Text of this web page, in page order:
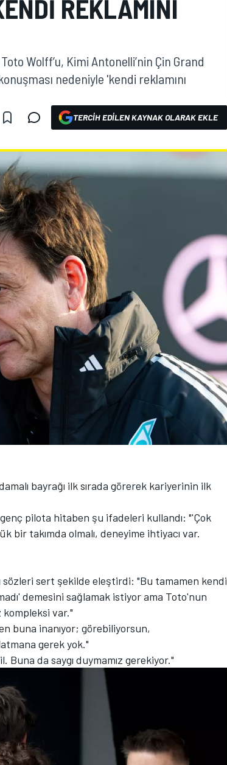
REKLAMINI
Wolff’u, Kimi Antonelli’nin Çin Grand
nedeniyle 'kendi reklamını
TERCIH EDILEN KAYNAK OLARAK EKLE
bayrağı ilk sırada görerek kariyerinin ilk
pilota hitaben şu ifadeleri kullandı: "'Çok
bir takımda olmalı, deneyime ihtiyacı var.
sert şekilde eleştirdi: "Bu tamamen kendi
demesini sağlamak istiyor ama Toto'nun
kompleksi var."
buna inanıyor; görebiliyorsun,
gerek yok."
da saygı duymamız gerekiyor."